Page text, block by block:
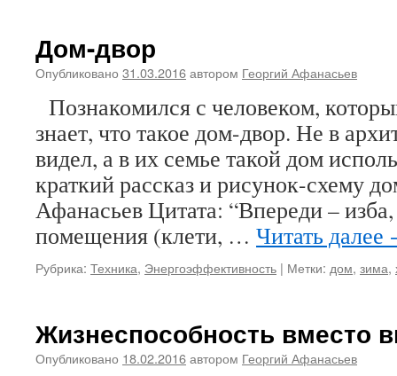
Дом-двор
Опубликовано 31.03.2016автором Георгий Афанасьев
Познакомился с человеком,
знает, что такое дом-двор. Не в
видел, а в их семье такой дом
краткий рассказ и рисунок-схему
Афанасьев Цитата: “Впереди –
помещения (клети, … Читать далее
Рубрика: Техника, Энергоэффективность | Метки: дом, зима,
Жизнеспособность вместо
Опубликовано 18.02.2016автором Георгий Афанасьев